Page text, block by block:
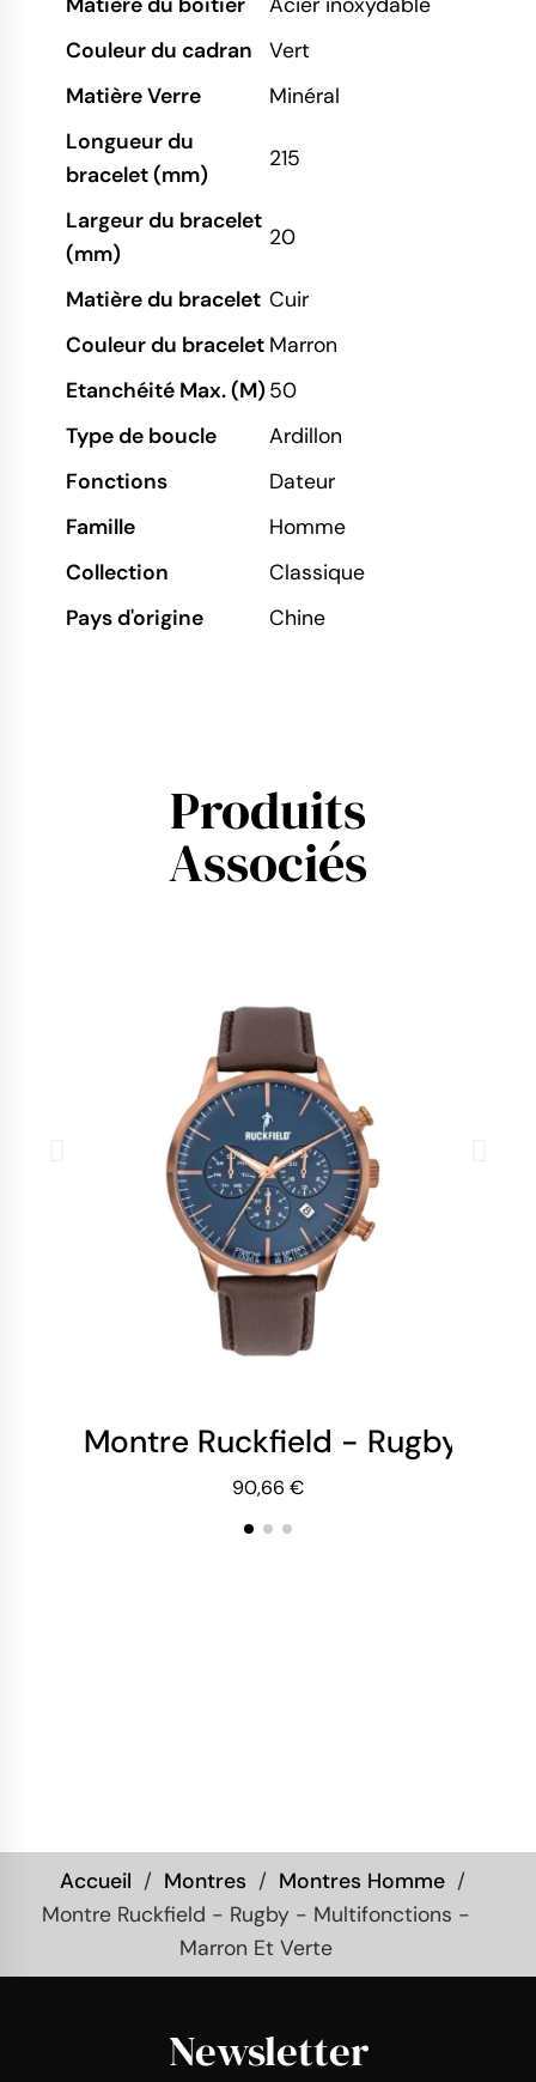
Couleur du cadran
Vert
Matière Verre
Minéral
Longueur du
bracelet (mm)
215
Largeur du bracelet
(mm)
20
Matière du bracelet Cuir
Couleur du bracelet Marron
Etanchéité Max. (M)50
Type de boucle
Ardillon
Fonctions
Dateur
Famille
Homme
Collection
Classique
Pays d'origine
Chine
Produits
Associés
Montre Ruckfield - Rugby -
90,66 €
Accueil Montres
Montres Homme
Montre Ruckfield - Rugby - Multifonctions -
Marron Et Verte
Newsletter